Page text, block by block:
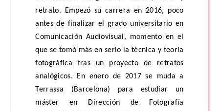
retrato. Empezó su carrera en 2016, poco
antes de finalizar el grado universitario en
Comunicación Audiovisual, momento en el
que se tomó más en serio la técnica y teoría
fotográfica tras un proyecto de retratos
analógicos. En enero de 2017 se muda a
Terrassa (Barcelona) para estudiar un
máster en Dirección de Fotografía